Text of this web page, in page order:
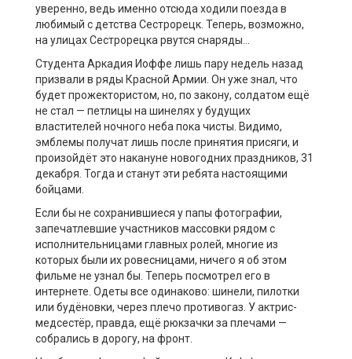
уверенно, ведь именно отсюда ходили поезда в
любимый с детства Сестрорецк. Теперь, возможно,
на улицах Сестрорецка рвутся снаряды…
Студента Аркадия Иоффе лишь пару недель назад
призвали в ряды Красной Армии. Он уже знал, что
будет прожектористом, но, по закону, солдатом ещё
не стал — петлицы на шинелях у будущих
властителей ночного неба пока чисты. Видимо,
эмблемы получат лишь после принятия присяги, и
произойдёт это накануне новогодних праздников, 31
декабря. Тогда и станут эти ребята настоящими
бойцами.
Если бы не сохранившиеся у папы фотографии,
запечатлевшие участников массовки рядом с
исполнительницами главных ролей, многие из
которых были их ровесницами, ничего я об этом
фильме не узнал бы. Теперь посмотрел его в
интернете. Одеты все одинаково: шинели, пилотки
или будёновки, через плечо противогаз. У актрис-
медсестёр, правда, ещё рюкзачки за плечами —
собрались в дорогу, на фронт.